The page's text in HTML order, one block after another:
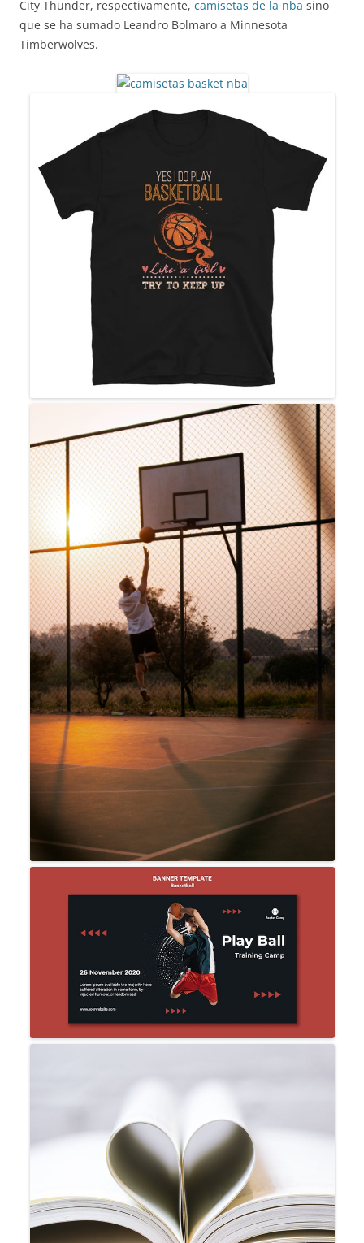
City Thunder, respectivamente, camisetas de la nba sino
que se ha sumado Leandro Bolmaro a Minnesota
Timberwolves.